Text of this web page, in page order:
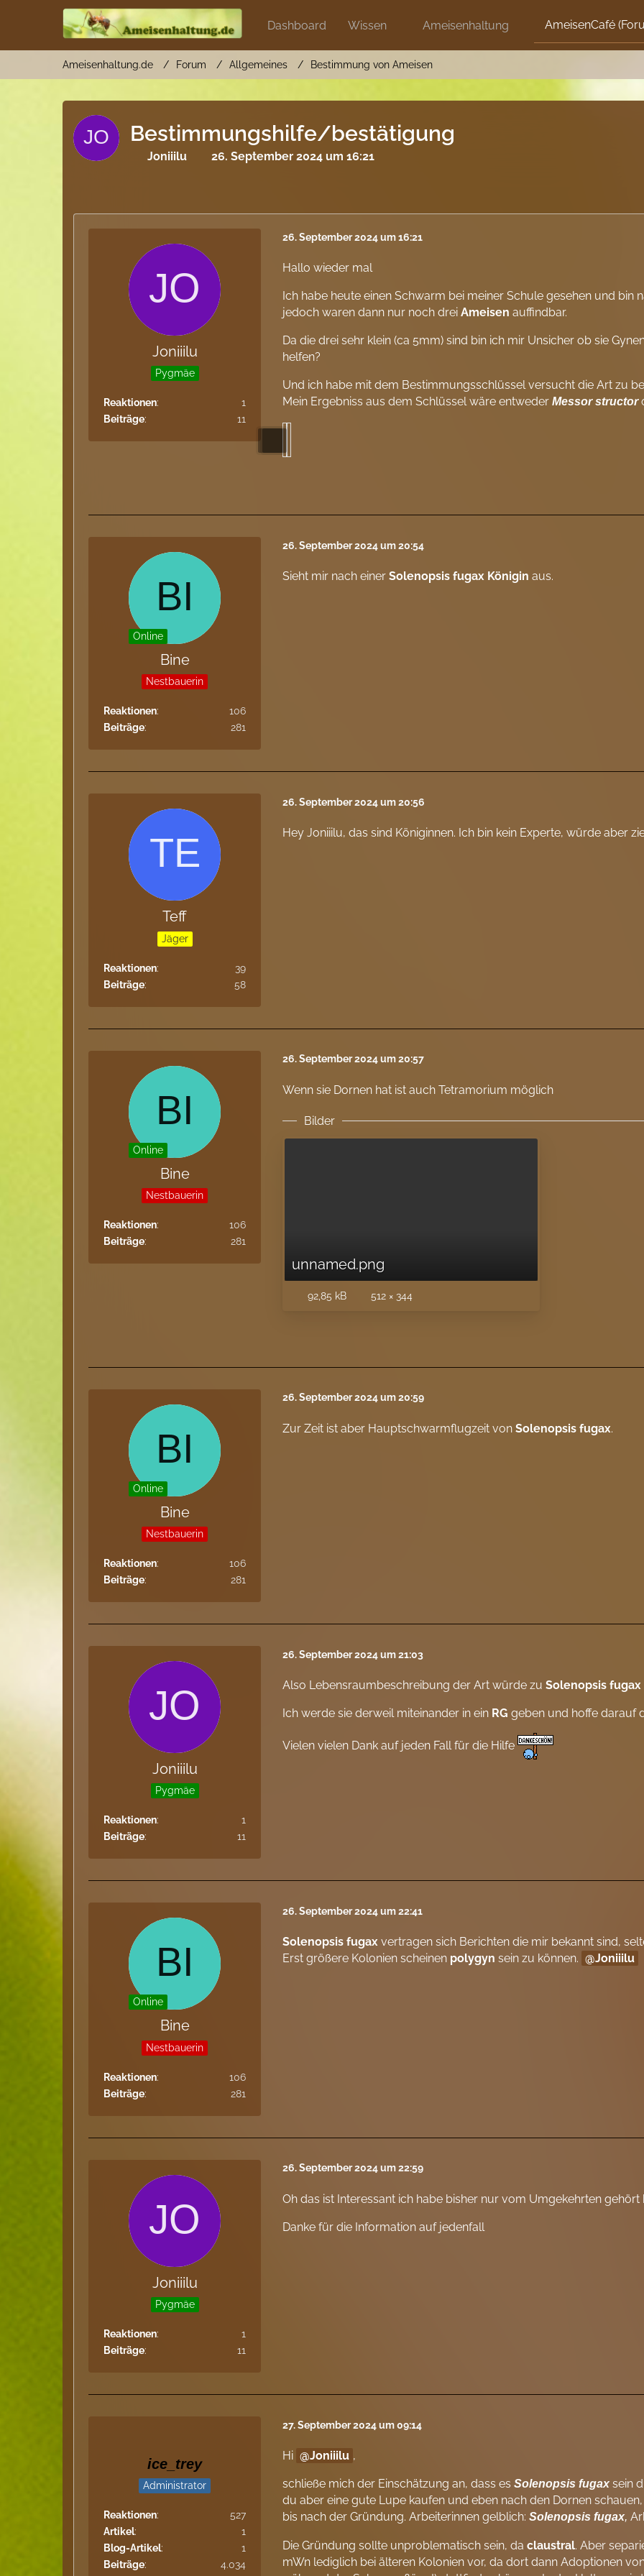
Dashboard Wissen Ameisenhaltung AmeisenCafé
Ameisenhaltung.de Forum Allgemeines Bestimmung von Ameisen
Bestimmungshilfe/bestätigung
Joniiilu 26. September 2024 um 16:21
Joniiilu
Pygmäe
Reaktionen
1
Beiträge
11
26. September 2024 um 16:21
Hallo wieder mal
Ich habe heute einen Schwarm bei meiner Schule gesehen und bin
jedoch waren dann nur noch dreiAmeisen auffindbar.
Da die drei sehr klein (ca 5mm) sind bin ich mir Unsicher ob sie
helfen?
Und ich habe mit dem Bestimmungsschlüssel versucht die Art zu
Mein Ergebniss aus dem Schlüssel wäre entwederMessor structor
Online
Bine
Nestbauerin
Reaktionen
106
Beiträge
281
26. September 2024 um 20:54
Sieht mir nach einerSolenopsis fugax Königin aus.
Teff
Jäger
Reaktionen
39
Beiträge
58
26. September 2024 um 20:56
Hey Joniiilu, das sind Königinnen. Ich bin kein Experte, würde aber
Online
Bine
Nestbauerin
Reaktionen
106
Beiträge
281
26. September 2024 um 20:57
Wenn sie Dornen hat ist auch Tetramorium möglich
Bilder
unnamed.png
92,85 kB 512 × 344
Online
Bine
Nestbauerin
Reaktionen
106
Beiträge
281
26. September 2024 um 20:59
Zur Zeit ist aber Hauptschwarmflugzeit vonSolenopsis fugax.
Joniiilu
Pygmäe
Reaktionen
1
Beiträge
11
26. September 2024 um 21:03
Also Lebensraumbeschreibung der Art würde zuSolenopsis fugax
Ich werde sie derweil miteinander in ein RG geben und hoffe darauf
Vielen vielen Dank auf jeden Fall für die Hilfe
Online
Bine
Nestbauerin
Reaktionen
106
Beiträge
281
26. September 2024 um 22:41
Solenopsis fugax vertragen sich Berichten die mir bekannt sind,
Erst größere Kolonien scheinen polygyn sein zu können. Joniiilu
Joniiilu
Pygmäe
Reaktionen
1
Beiträge
11
26. September 2024 um 22:59
Oh das ist Interessant ich habe bisher nur vom Umgekehrten gehört
Danke für die Information auf jedenfall
ice_trey
Administrator
Reaktionen
527
Artikel
1
Blog-Artikel
1
Beiträge
4.034
27. September 2024 um 09:14
Hi Joniiilu ,
schließe mich der Einschätzung an, dass esSolenopsis fugax sein
du aber eine gute Lupe kaufen und eben nach den Dornen
bis nach der Gründung. Arbeiterinnen gelblich:Solenopsis fugax,
Die Gründung sollte unproblematisch sein, daclaustral. Aber
mWn lediglich bei älteren Kolonien vor, da dort dann Adoptionen